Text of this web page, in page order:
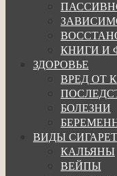
КНИГИ И
ЗДОРОВЬЕ
ВРЕД ОТ
БОЛЕЗНИ
ВИДЫ СИГАРЕТ
КАЛЬЯНЫ
ВЕЙПЫ